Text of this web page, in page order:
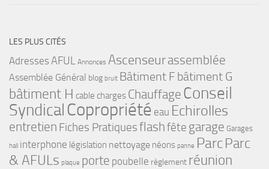
LES PLUS CITÉS
Adresses AFUL Annonces Ascenseurassemblée
Assemblée Général blog bruit Bâtiment F bâtiment G
bâtiment H cable charges Chauffage Conseil
Syndical Copropriété eau Echirolles
entretien Fiches Pratiquesflashfête garage Garages
hall interphone législation nettoyage néons panne ParcParc
& AFULs plaque porte poubelle règlement réunion